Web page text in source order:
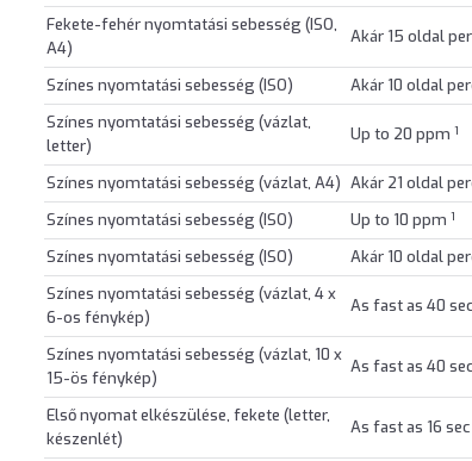
Fekete-fehér nyomtatási sebesség (ISO,
A4)
Akár 15 oldal
Színes nyomtatási sebesség (ISO) Akár 10 oldal
Színes nyomtatási sebesség (vázlat,
letter)
Up to 20 ppm 1
Színes nyomtatási sebesség (vázlat, A4) Akár 21 oldal
Színes nyomtatási sebesség (ISO) Up to 10 ppm 1
Színes nyomtatási sebesség (ISO) Akár 10 oldal
Színes nyomtatási sebesség (vázlat, 4 x
6-os fénykép)
As fast as 40 sec
Színes nyomtatási sebesség (vázlat, 10 x
15-ös fénykép)
As fast as 40 sec
Első nyomat elkészülése, fekete (letter,
készenlét)
As fast as 16 sec